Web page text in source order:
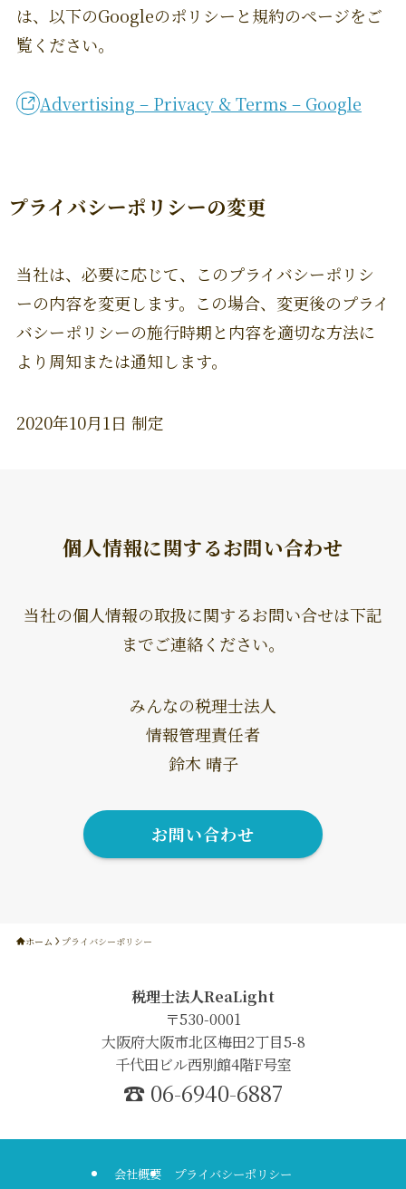
は、以下のGoogleのポリシーと規約のページをご
覧ください。
Advertising – Privacy & Terms – Google
プライバシーポリシーの変更
当社は、必要に応じて、このプライバシーポリシ
ーの内容を変更します。この場合、変更後のプライ
バシーポリシーの施行時期と内容を適切な方法に
より周知または通知します。
2020年10月1日 制定
個人情報に関するお問い合わせ
当社の個人情報の取扱に関するお問い合せは下記
までご連絡ください。
みんなの税理士法人
情報管理責任者
鈴木 晴子
お問い合わせ
ホーム プライバシーポリシー
税理士法人ReaLight
〒530-0001
大阪府大阪市北区梅田2丁目5-8
千代田ビル西別館4階F号室
☎︎ 06-6940-6887
会社概要 プライバシーポリシー